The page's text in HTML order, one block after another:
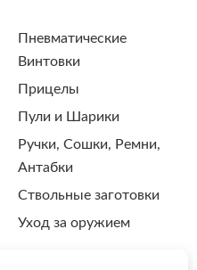
Пневматические
Винтовки
Прицелы
Пули и Шарики
Ручки, Сошки, Ремни,
Антабки
Ствольные заготовки
Уход за оружием